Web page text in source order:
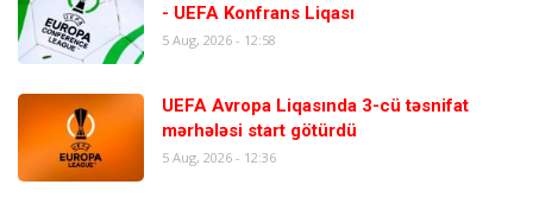
- UEFA Konfrans Liqası
5 Aug, 2026 - 12:58
UEFA Avropa Liqasında 3-cü təsnifat
mərhələsi start götürdü
5 Aug, 2026 - 12:36